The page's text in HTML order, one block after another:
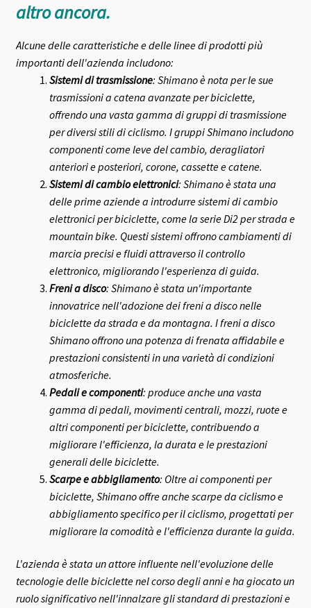
altro ancora.
Alcune delle caratteristiche e delle linee di prodotti più
importanti dell'azienda includono:
Sistemi di trasmissione: Shimano è nota per le sue
trasmissioni a catena avanzate per biciclette,
offrendo una vasta gamma di gruppi di trasmissione
per diversi stili di ciclismo. I gruppi Shimano includono
componenti come leve del cambio, deragliatori
anteriori e posteriori, corone, cassette e catene.
Sistemi di cambio elettronici: Shimano è stata una
delle prime aziende a introdurre sistemi di cambio
elettronici per biciclette, come la serie Di2 per strada e
mountain bike. Questi sistemi offrono cambiamenti di
marcia precisi e fluidi attraverso il controllo
elettronico, migliorando l'esperienza di guida.
Freni a disco: Shimano è stata un'importante
innovatrice nell'adozione dei freni a disco nelle
biciclette da strada e da montagna. I freni a disco
Shimano offrono una potenza di frenata affidabile e
prestazioni consistenti in una varietà di condizioni
atmosferiche.
Pedali e componenti: produce anche una vasta
gamma di pedali, movimenti centrali, mozzi, ruote e
altri componenti per biciclette, contribuendo a
migliorare l'efficienza, la durata e le prestazioni
generali delle biciclette.
Scarpe e abbigliamento: Oltre ai componenti per
biciclette, Shimano offre anche scarpe da ciclismo e
abbigliamento specifico per il ciclismo, progettati per
migliorare la comodità e l'efficienza durante la guida.
L'azienda è stata un attore influente nell'evoluzione delle
tecnologie delle biciclette nel corso degli anni e ha giocato un
ruolo significativo nell'innalzare gli standard di prestazioni e